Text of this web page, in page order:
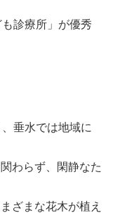
診療所」が優秀
垂水では地域に
わらず、閑静なた
ざまな花木が植え